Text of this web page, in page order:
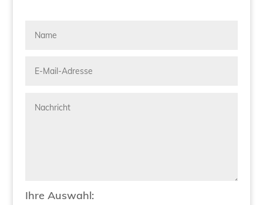
Ihre Auswahl: